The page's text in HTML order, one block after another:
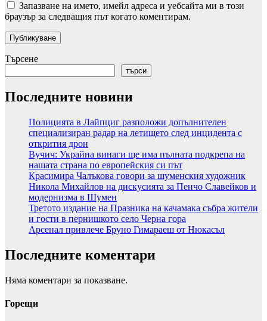
Запазване на името, имейл адреса и уебсайта ми в този
браузър за следващия път когато коментирам.
Търсене
търси
Последните новини
Полицията в Лайпциг разположи допълнителен
специализиран радар на летището след инцидента с
открития дрон
Вучич: Украйна винаги ще има пълната подкрепа на
нашата страна по европейския си път
Красимира Чалъкова говори за шуменския художник
Никола Михайлов на дискусията за Пенчо Славейков и
модернизма в Шумен
Третото издание на Празника на качамака събра жители
и гости в пернишкото село Черна гора
Арсенал привлече Бруно Гимараеш от Нюкасъл
Последните коментари
Няма коментари за показване.
Горещи